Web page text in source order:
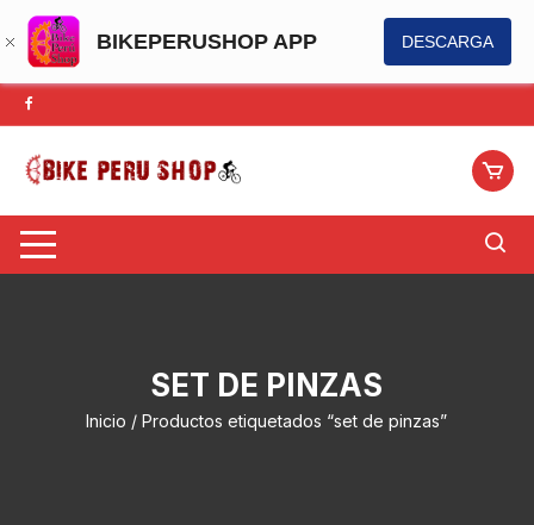
BIKEPERUSHOP APP DESCARGA
Saltar
al
contenido
SET DE PINZAS
Inicio / Productos etiquetados “set de pinzas”